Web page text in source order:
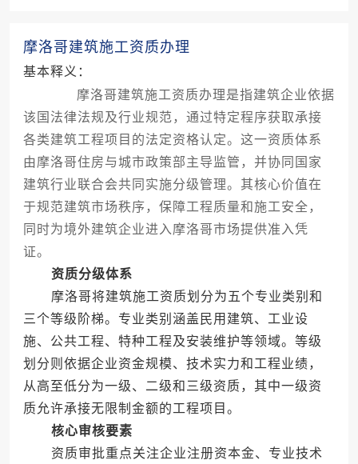
摩洛哥建筑施工资质办理
基本释义：
摩洛哥建筑施工资质办理是指建筑企业依据
该国法律法规及行业规范，通过特定程序获取承接
各类建筑工程项目的法定资格认定。这一资质体系
由摩洛哥住房与城市政策部主导监管，并协同国家
建筑行业联合会共同实施分级管理。其核心价值在
于规范建筑市场秩序，保障工程质量和施工安全，
同时为境外建筑企业进入摩洛哥市场提供准入凭
证。
资质分级体系
摩洛哥将建筑施工资质划分为五个专业类别和
三个等级阶梯。专业类别涵盖民用建筑、工业设
施、公共工程、特种工程及安装维护等领域。等级
划分则依据企业资金规模、技术实力和工程业绩，
从高至低分为一级、二级和三级资质，其中一级资
质允许承接无限制金额的工程项目。
核心审核要素
资质审批重点关注企业注册资本金、专业技术